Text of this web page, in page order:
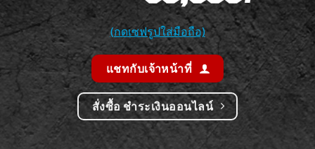
(กดเซฟรูปใส่มือถือ)
แชทกับเจ้าหน้าที่
สั่งซื้อ ชำระเงินออนไลน์